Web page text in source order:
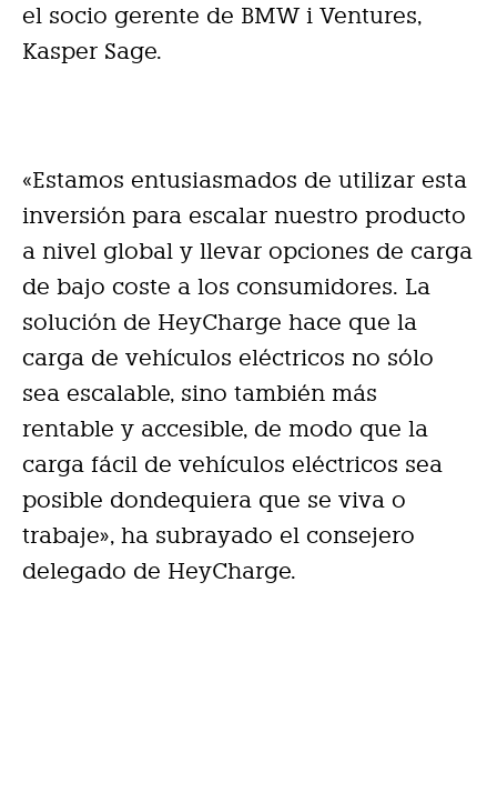
el socio gerente de BMW i Ventures,
Kasper Sage.
«Estamos entusiasmados de utilizar esta
inversión para escalar nuestro producto
a nivel global y llevar opciones de carga
de bajo coste a los consumidores. La
solución de HeyCharge hace que la
carga de vehículos eléctricos no sólo
sea escalable, sino también más
rentable y accesible, de modo que la
carga fácil de vehículos eléctricos sea
posible dondequiera que se viva o
trabaje», ha subrayado el consejero
delegado de HeyCharge.